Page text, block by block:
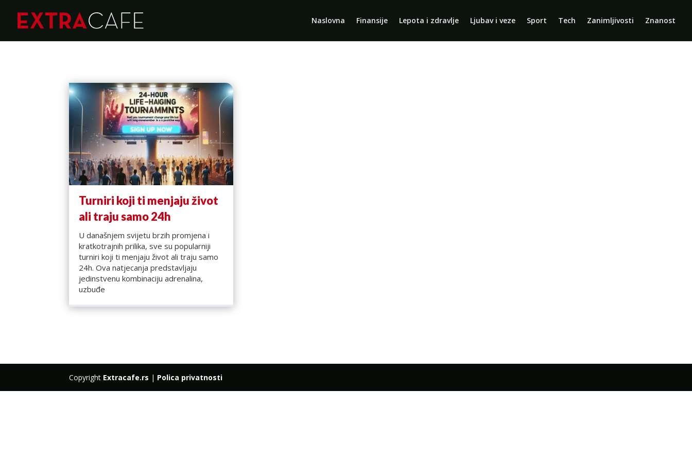
Naslovna Finansije Lepota i zdravlje Ljubav i veze Sport Tech Zanimljivosti Znanost
Turniri koji ti menjaju život
ali traju samo 24h
U današnjem svijetu brzih promjena i
kratkotrajnih prilika, sve su popularniji
turniri koji ti menjaju život ali traju samo
24h. Ova natjecanja predstavljaju
jedinstvenu kombinaciju adrenalina,
uzbuđe
Copyright Extracafe.rs | Polica privatnosti